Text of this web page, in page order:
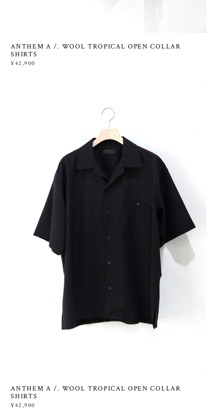
ANTHEM A /. WOOL TROPICAL OPEN COLLAR
SHIRTS
¥42,900
ANTHEM A /. WOOL TROPICAL OPEN COLLAR
SHIRTS
¥42,900